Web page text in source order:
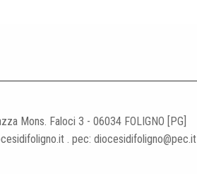
Mons. Faloci 3 - 06034 FOLIGNO [PG]
. pec: diocesidifoligno@pec.it